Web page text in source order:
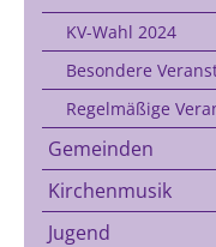
KV-Wahl 2024
Besondere
Regelmäßige
Gemeinden
Kirchenmusik
Jugend